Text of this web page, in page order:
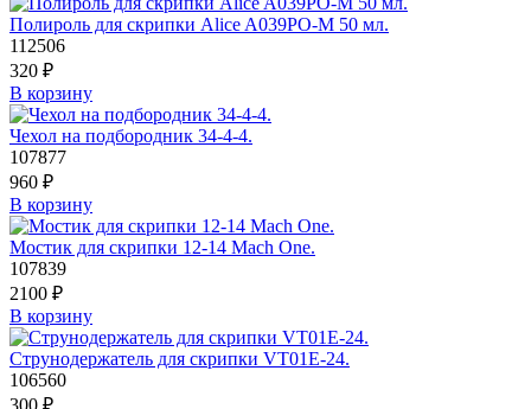
Полироль для скрипки Alice A039PO-M 50 мл.
112506
320 ₽
В корзину
Чехол на подбородник 34-4-4.
107877
960 ₽
В корзину
Мостик для скрипки 12-14 Mach One.
107839
2100 ₽
В корзину
Струнодержатель для скрипки VT01E-24.
106560
300 ₽